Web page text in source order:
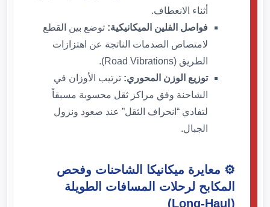
أثناء الانعطاف.
فواصل الفلين الميكانيكية: توضع بين القطع
لامتصاص الصدمات الناتجة عن اهتزازات
الطريق (Road Vibrations).
توزيع الوزن المحوري: ترتيب الأوزان في
الشاحنة وفق مراكز ثقل محسوبة مسبقاً
لتفادي “انحراف الثقل” عند صعود ونزول
الجبال.
⚙️ معايرة ميكانيكا الشاحنات وفحص
المكابح لرحلات المسافات الطويلة
(Long-Haul)